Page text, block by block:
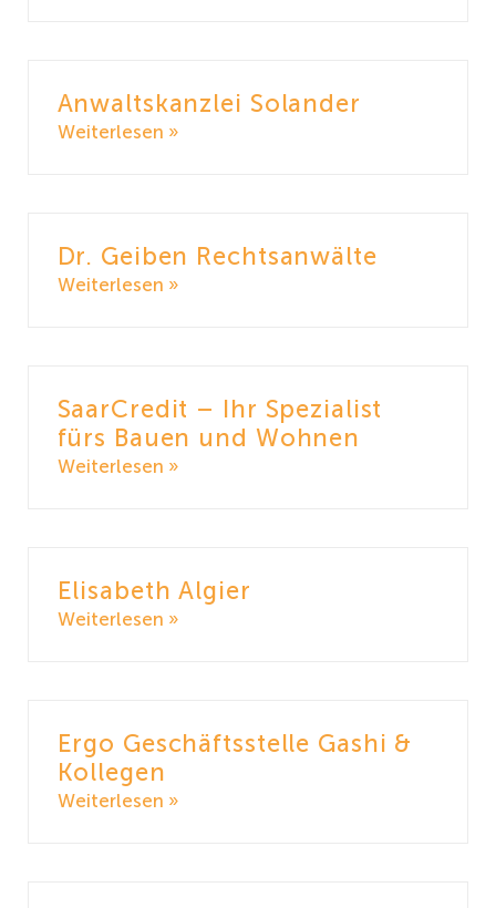
Anwaltskanzlei Solander
Weiterlesen »
Dr. Geiben Rechtsanwälte
Weiterlesen »
SaarCredit – Ihr Spezialist
fürs Bauen und Wohnen
Weiterlesen »
Elisabeth Algier
Weiterlesen »
Ergo Geschäftsstelle Gashi &
Kollegen
Weiterlesen »